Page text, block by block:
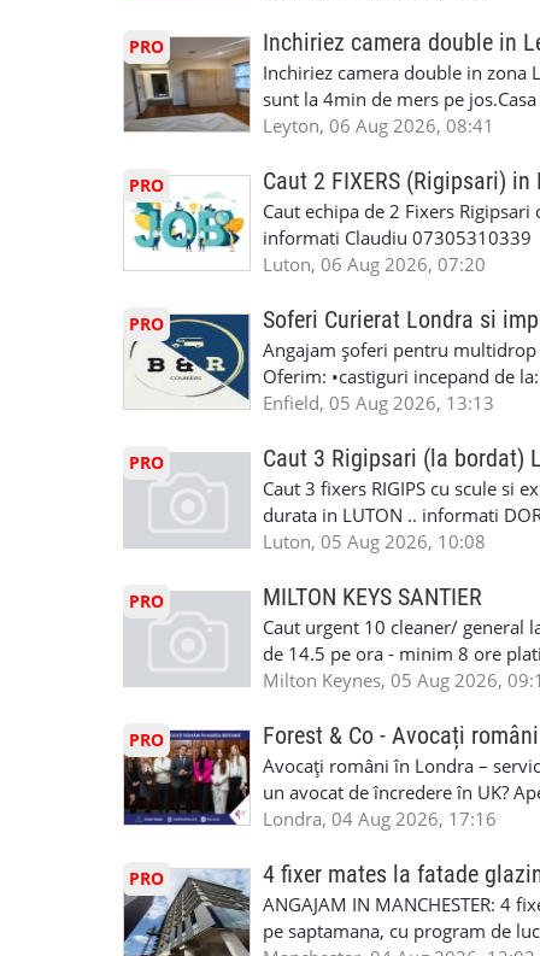
iTP/MOT Masini Mici si Vanuri
Accident Management, Preluam
Masina la Schimb. ✅ Distributii
Geometrie Profesionala Roti
Explicatii. ✅ Suntem foarte buni
Reparam orice tip de masina
Masina de Drum Lung. ✅
Detailing Auto Interior/Exterior.
WhatsApp Text https://wa.link/
6HB
#AtelierAutoLondra
#RomanianGarageRepair
#RomanianMechanic
#MecaniciProfesionistiLondra
#mecanicmoldoveanlondra
lucru constant ✅ Echipă
detalii și programare, trimiteți
PRO Inchiriez camera double in
Inchiriez camera double in zona
sunt la 4min de mers pe
incluse.Cautam o persoana sau
seriozitate.Multumesc anticipat.
Leyton, 06 Aug 2026, 08:41
PRO Caut 2 FIXERS (Rigipsari) in
Caut echipa de 2 Fixers
informati Claudiu 07305310339
Luton, 06 Aug 2026, 07:20
PRO Soferi Curierat Londra si
Angajam șoferi pentru
Oferim: •castiguri incepand de
pentru cei platitori de VAT si
status obligatoriu •varsta
compania aplica pentru
•oferim: - training platit (3 zile-
nedeterminata. -full time/ part-
masinii). Acceptam cu permis
Enfield - Weybridge - Romford -
programari la interviu apelati
Enfield, 05 Aug 2026, 13:13
PRO Caut 3 Rigipsari (la bordat)
Caut 3 fixers RIGIPS cu scule si
durata in LUTON .. informati
Luton, 05 Aug 2026, 10:08
PRO MILTON KEYS SANTIER
Caut urgent 10 cleaner/ general
de 14.5 pe ora - minim 8 ore
la Amazon. Munca este usoara,
SAPTAMANALA Contact: +44
interesati
Milton Keynes, 05 Aug 2026,
PRO Forest & Co - Avocați
Avocați români în Londra –
un avocat de încredere în UK?
Solicitors, indiferent că ai nevoie
familiei (divorț, custodie, partaj)
Servicii pentru companii: •
• Imigrație pentru afaceri și
soluționarea disputelor 💡 De ce
Londra, 04 Aug 2026, 17:16
PRO 4 fixer mates la fatade
ANGAJAM IN MANCHESTER:
pe saptamana, cu program de